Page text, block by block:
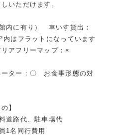
いただけます。
内に有り） 車いす貸出：
はフラットになっています
アフリーマップ：×
ター：〇 お食事形態の対
】
道路代、駐車場代
1名同行費用